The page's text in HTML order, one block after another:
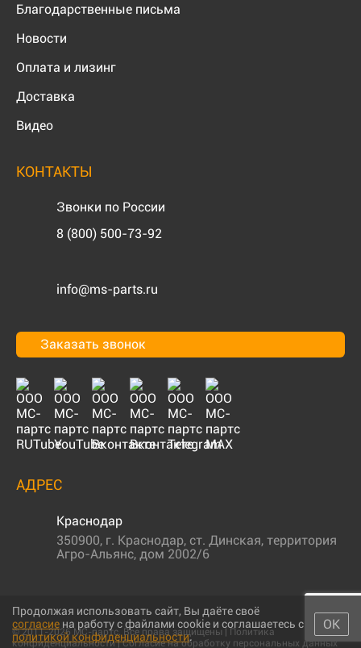
Благодарственные письма
Новости
Оплата и лизинг
Доставка
Видео
КОНТАКТЫ
Звонки по России
8 (800) 500-73-92
info@ms-parts.ru
Заказать звонок
АДРЕС
Краснодар
350900, г. Краснодар, ст. Динская, территория
Агро-Альянс, дом 2002/6
© 2011-2026 МС-партс. Все права защищены |Политика
конфиденциальности|Согласие на обработку персональных данных
Продолжая использовать сайт, Вы даёте своё
согласие на работу с файлами cookie и соглашаетесь с
политикой конфиденциальности.
ОК